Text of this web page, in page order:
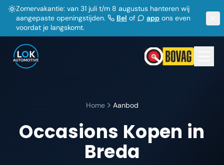
Zomervakantie: van 31 juli t/m 8 augustus hanteren wij
aangepaste openingstijden.
Bel of app ons even
voordat je langskomt.
Home Aanbod
Occasions Kopen in
Breda